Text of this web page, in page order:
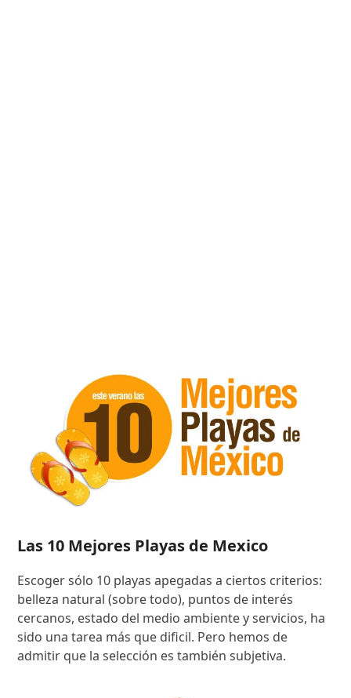
Las 10 Mejores Playas de Mexico
Escoger sólo 10 playas apegadas a ciertos criterios:
belleza natural (sobre todo), puntos de interés
cercanos, estado del medio ambiente y servicios, ha
sido una tarea más que dificil. Pero hemos de
admitir que la selección es también subjetiva.